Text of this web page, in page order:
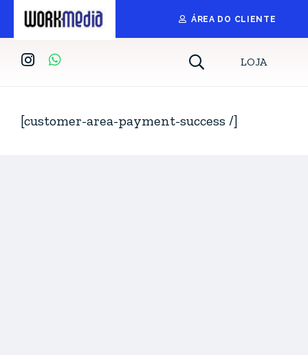
ÁREA DO CLIENTE
LOJA
[customer-area-payment-success /]